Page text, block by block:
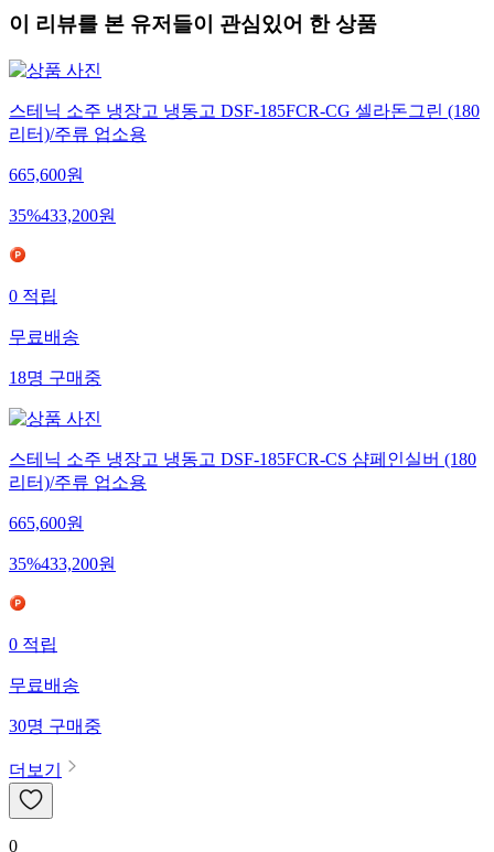
이 리뷰를 본 유저들이 관심있어 한 상품
스테닉 소주 냉장고 냉동고 DSF-185FCR-CG 셀라돈그린 (180
리터)/주류 업소용
665,600원
35%433,200원
0 적립
무료배송
18명 구매중
스테닉 소주 냉장고 냉동고 DSF-185FCR-CS 샴페인실버 (180
리터)/주류 업소용
665,600원
35%433,200원
0 적립
무료배송
30명 구매중
더보기
0